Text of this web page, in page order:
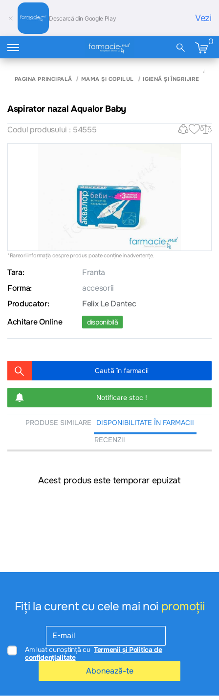
Descarcă din Google Play Vezi
0
PAGINA PRINCIPALĂ MAMA ȘI COPILUL IGIENĂ ȘI ÎNGRIJIRE
Aspirator nazal Aqualor Baby
Codul produsului : 54555
*Rareori informația despre produs poate conţine inadvertenţe.
Tara:
Franta
Forma:
accesorii
Producator:
Felix Le Dantec
Achitare Online
disponibilă
Caută în farmacii
Notificare stoc !
PRODUSE SIMILARE
DISPONIBILITATE ÎN FARMACII
RECENZII
Acest produs este temporar epuizat
Fiți la curent cu cele mai noi promoții
Am luat cunoștință cu Termenii și Politica de
confidențialitate
Abonează-te